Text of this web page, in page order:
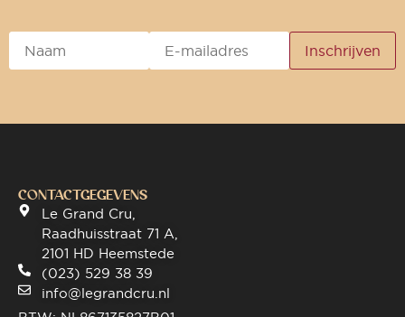
CONTACTGEGEVENS
Le Grand Cru,
Raadhuisstraat 71 A,
2101 HD Heemstede
(023) 529 38 39
info@legrandcru.nl